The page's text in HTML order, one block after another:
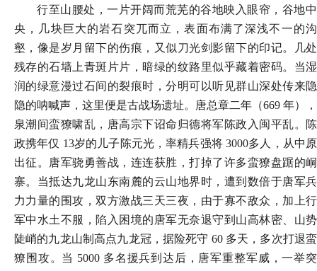
行至山腰处，一片开阔而荒芜的谷地映入眼帘，谷地中
央，几块巨大的岩石突兀而立，表面布满了深浅不一的沟
壑，像是岁月留下的伤痕，又似刀光剑影留下的印记。几处
残存的石墙上青斑片片，暗绿的纹路里似乎藏着密码。当湿
润的绿意漫过石间的裂痕时，分明可以听见群山深处传来隐
隐的呐喊声，这里便是古战场遗址。唐总章二年（669 年），
泉潮间蛮獠啸乱，唐高宗下诏命归德将军陈政入闽平乱。陈
政携年仅 13岁的儿子陈元光，率精兵强将 3000多人，从中原
出征。唐军骁勇善战，连连获胜，打掉了许多蛮獠盘踞的峒
寨。当抵达九龙山东南麓的云山地界时，遭到数倍于唐军兵
力力量的围攻，双方激战三天三夜，由于寡不敌众，加上行
军中水土不服，陷入困境的唐军无奈退守到山高林密、山势
陡峭的九龙山制高点九龙冠，据险死守 60 多天，多次打退蛮
獠围攻。当 5000 多名援兵到达后，唐军重整军威，一举突